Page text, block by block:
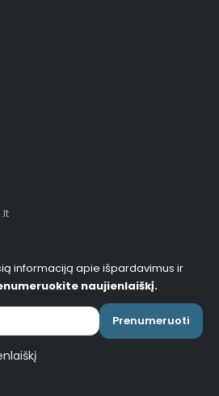
informaciją apie išpardavimus ir
naujienlaiškį.
Prenumeruoti